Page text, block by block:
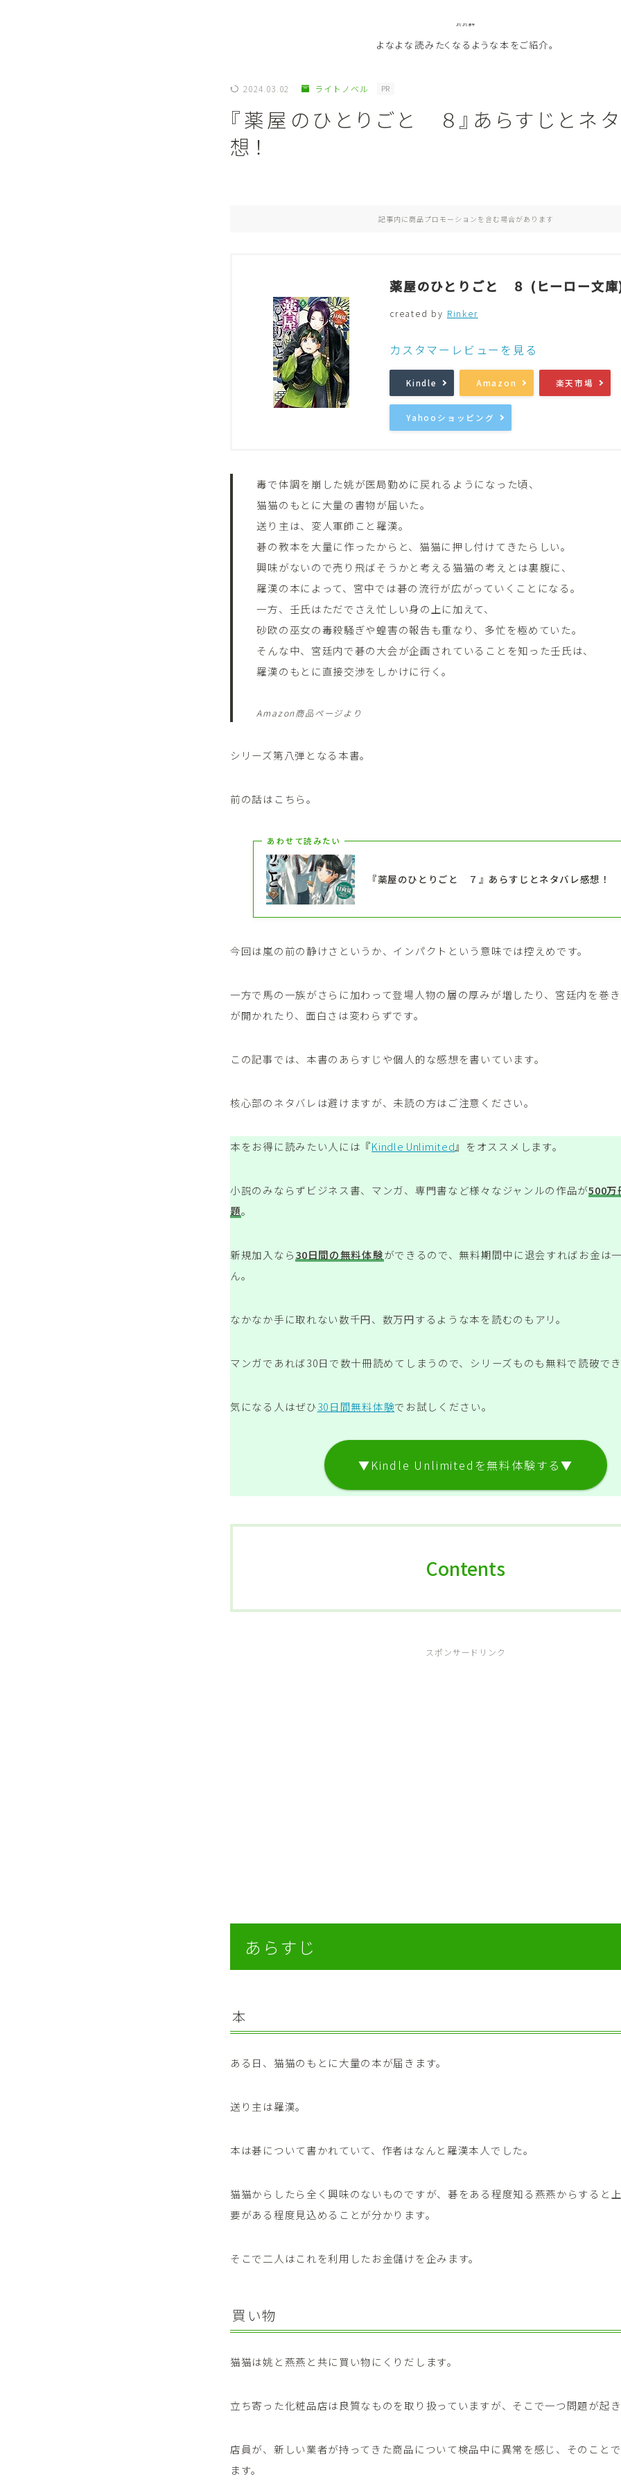
よなよな書房
よなよな読みたくなるような本をご紹介。
作者別おすすめ Author
音楽 Music
2024.03.02 ライトノベル PR
『薬屋のひとりごと ８』あらすじとネ
想！
記事内に商品プロモーションを含む場合があります
薬屋のひとりごと ８ (ヒーロー文
created by Rinker
カスタマーレビューを見る
Kindle Amazon 楽天市場
Yahooショッピング
毒で体調を崩した姚が医局勤めに戻れるようになった頃、
猫猫のもとに大量の書物が届いた。
送り主は、変人軍師こと羅漢。
碁の教本を大量に作ったからと、猫猫に押し付けてきたらしい。
興味がないので売り飛ばそうかと考える猫猫の考えとは裏腹に、
羅漢の本によって、宮中では碁の流行が広がっていくことになる。
一方、壬氏はただでさえ忙しい身の上に加えて、
砂欧の巫女の毒殺騒ぎや蝗害の報告も重なり、多忙を極めていた。
そんな中、宮廷内で碁の大会が企画されていることを知った壬氏は、
羅漢のもとに直接交渉をしかけに行く。
Amazon商品ページより
シリーズ第八弾となる本書。
前の話はこちら。
あわせて読みたい
『薬屋のひとりごと ７』あらすじとネタバレ感想！
今回は嵐の前の静けさというか、インパクトという意味では控えめです。
一方で馬の一族がさらに加わって登場人物の層の厚みが増したり、宮廷内を巻
が開かれたり、面白さは変わらずです。
この記事では、本書のあらすじや個人的な感想を書いています。
核心部のネタバレは避けますが、未読の方はご注意ください。
本をお得に読みたい人には『Kindle Unlimited』をオススメします。
小説のみならずビジネス書、マンガ、専門書など様々なジャンルの作品が500万
題。
新規加入なら30日間の無料体験ができるので、無料期間中に退会すればお金は
ん。
なかなか手に取れない数千円、数万円するような本を読むのもアリ。
マンガであれば30日で数十冊読めてしまうので、シリーズものも無料で読破で
気になる人はぜひ30日間無料体験でお試しください。
▼Kindle Unlimitedを無料体験する▼
Contents
スポンサードリンク
あらすじ
本
ある日、猫猫のもとに大量の本が届きます。
送り主は羅漢。
本は碁について書かれていて、作者はなんと羅漢本人でした。
猫猫からしたら全く興味のないものですが、碁をある程度知る燕燕からすると
要がある程度見込めることが分かります。
そこで二人はこれを利用したお金儲けを企みます。
買い物
猫猫は姚と燕燕と共に買い物にくりだします。
立ち寄った化粧品店は良質なものを取り扱っていますが、そこで一つ問題が起
店員が、新しい業者が持ってきた商品について検品中に異常を感じ、そのこと
ます。